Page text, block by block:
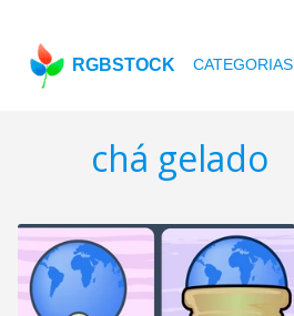
RGBSTOCK CATEGORIAS
chá gelado